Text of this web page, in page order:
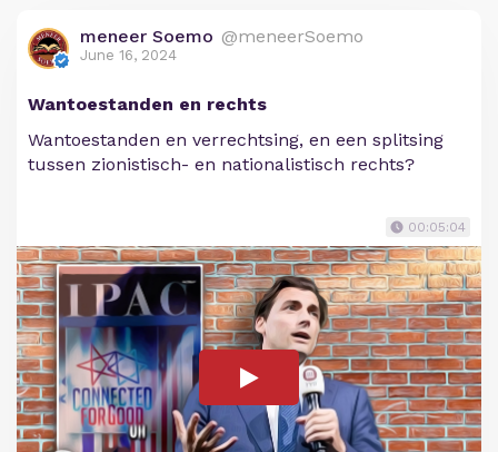
meneer Soemo @meneerSoemo
June 16, 2024
Wantoestanden en rechts
Wantoestanden en verrechtsing, en een splitsing
tussen zionistisch- en nationalistisch rechts?
00:05:04